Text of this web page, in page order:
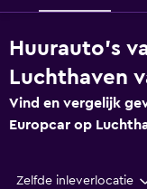
Huurauto's
Luchthaven
Vind en vergelijk
Europcar op
Zelfde inleverlocatie